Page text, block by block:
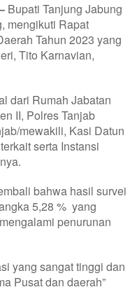
Bupati Tanjung Jabung
mengikuti Rapat
Tahun 2023 yang
Tito Karnavian,
dari Rumah Jabatan
II, Polres Tanjab
mewakili, Kasi Datun
serta Instansi
bahwa hasil survei
5,28 % yang
penurunan
yang sangat tinggi dan
Pusat dan daerah”